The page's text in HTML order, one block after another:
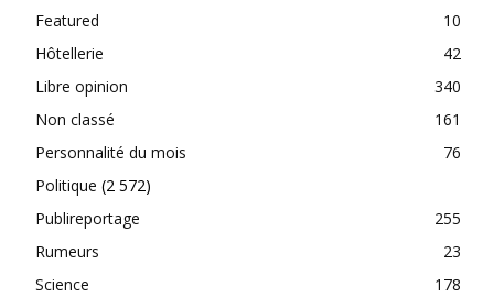
Featured
10
Hôtellerie
42
Libre opinion
340
Non classé
161
Personnalité du mois
76
Politique (2 572)
Publireportage
255
Rumeurs
23
Science
178